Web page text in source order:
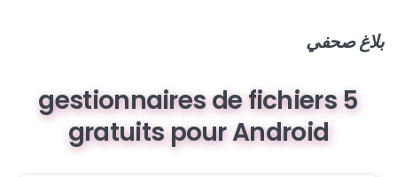
بلاغ صحفي
5 gestionnaires de fichiers
gratuits pour Android